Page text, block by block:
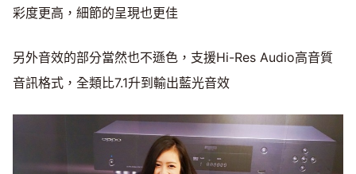
彩度更高，細節的呈現也更佳
另外音效的部分當然也不遜色，支援Hi-Res Audio高音質
音訊格式，全類比7.1升到輸出藍光音效